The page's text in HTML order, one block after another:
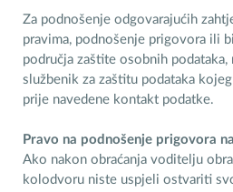
Za podnošenje odgovarajućih
pravima, podnošenje prigovora ili
područja zaštite osobnih podataka,
službenik za zaštitu podataka
prije navedene kontakt podatke.
Pravo na podnošenje prigovora
Ako nakon obraćanja voditelju
kolodvoru niste uspjeli ostvariti